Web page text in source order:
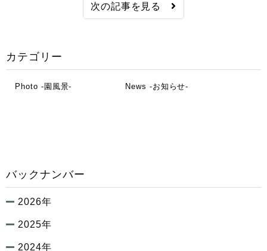
次の記事を見る
カテゴリー
Photo -園風景- News -お知らせ-
バックナンバー
2026年
2025年
2024年